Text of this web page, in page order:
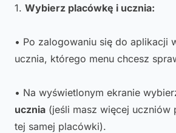
1. Wybierz placówkę i ucznia:
• Po zalogowaniu się do aplikacji
ucznia, którego menu chcesz
• Na wyświetlonym ekranie
ucznia (jeśli masz więcej uczniów
tej samej placówki).